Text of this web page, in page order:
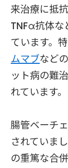
来治療に抵
TNFα抗体な
ています。特
ムマブなど
ット病の難
れています。
腸管ベーチ
されていま
の重篤な合